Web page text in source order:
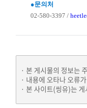
●문의처
02-580-3397 /
본 게시물의 정보는
내용에 오타나 오류
본 사이트(씽유)는